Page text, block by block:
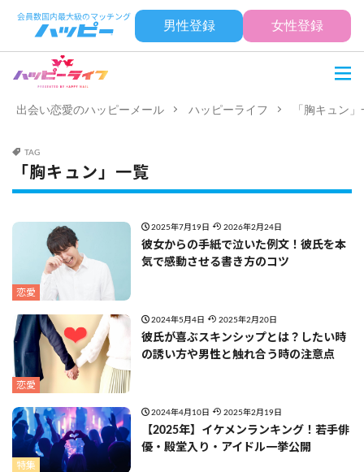
男性登録 女性登録
出会い恋愛のハッピーメール ハッピーライフ 「胸キュン
TAG
「胸キュン」一覧
恋愛
2025年7月19日 2026年2月24日
彼女からの手紙で泣いた例文！彼氏を本
気で感動させる書き方のコツ
恋愛
2024年5月4日 2025年2月20日
彼氏が喜ぶスキンシップとは？したい時
の誘い方や男性と触れ合う時の注意点
特集
2024年4月10日 2025年2月19日
【2025年】イケメンランキング！若手俳
優・殿堂入り・アイドル一挙公開